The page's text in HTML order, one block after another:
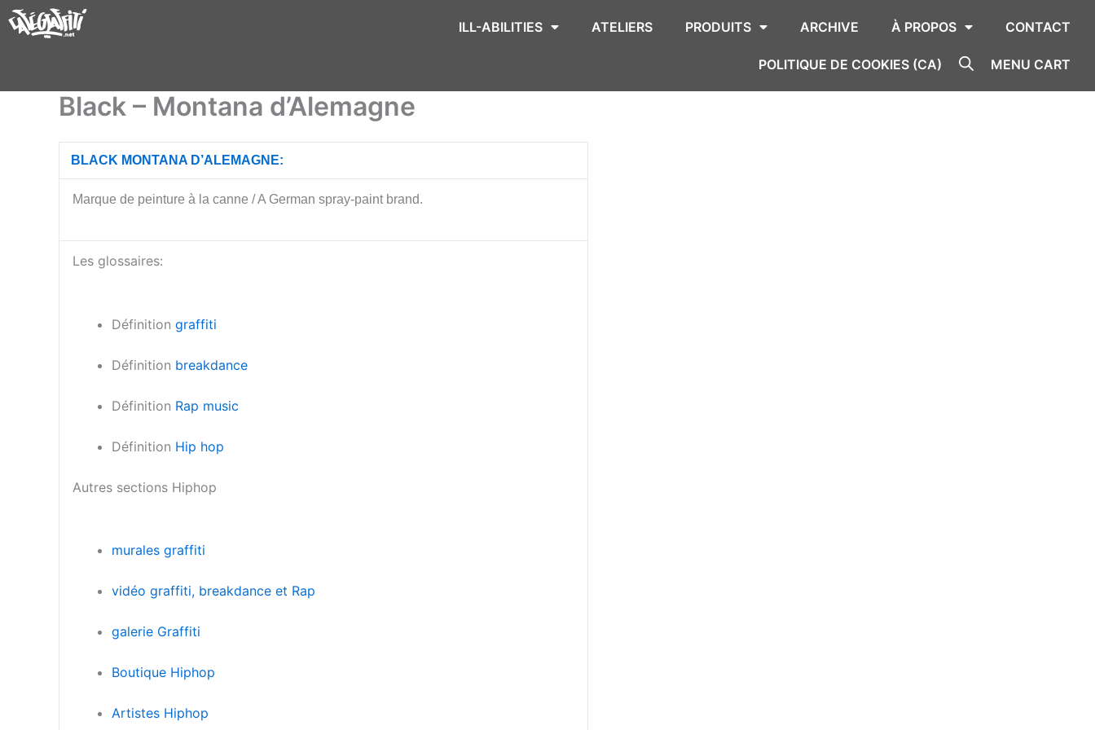
Aller
au
ILL-ABILITIES ATELIERS PRODUITS ARCHIVE À PROPOS CONTACT
POLITIQUE DE COOKIES (CA) MENU CART
Black – Montana d’Alemagne
BLACK MONTANA D’ALEMAGNE:
Marque de peinture à la canne / A German spray-paint brand.
Les glossaires:
Définition graffiti
Définition breakdance
Définition Rap music
Définition Hip hop
Autres sections Hiphop
murales graffiti
vidéo graffiti, breakdance et Rap
galerie Graffiti
Boutique Hiphop
Artistes Hiphop